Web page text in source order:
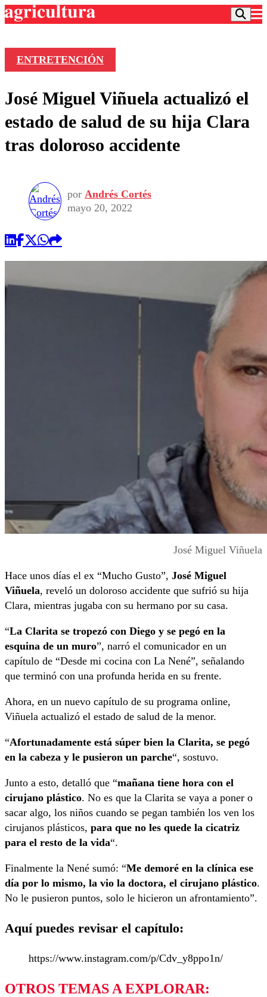
Frecuencias
Agricultura TV
Deportes
Colo Colo
Seleccion Chilena
Torneo Internacional
Entretención
Economía
Internacional
Publicaciones en medios
Opinión
ENTRETENCIÓN
José Miguel Viñuela actualizó el
estado de salud de su hija Clara
tras doloroso accidente
por Andrés Cortés
mayo 20, 2022
José Miguel Viñuela
Hace unos días el ex “Mucho Gusto”, José Miguel
Viñuela, reveló un doloroso accidente que sufrió su hija
Clara, mientras jugaba con su hermano por su casa.
“La Clarita se tropezó con Diego y se pegó en la
esquina de un muro”, narró el comunicador en un
capítulo de “Desde mi cocina con La Nené”, señalando
que terminó con una profunda herida en su frente.
Ahora, en un nuevo capítulo de su programa online,
Viñuela actualizó el estado de salud de la menor.
“Afortunadamente está súper bien la Clarita, se pegó
en la cabeza y le pusieron un parche“, sostuvo.
Junto a esto, detalló que “mañana tiene hora con el
cirujano plástico. No es que la Clarita se vaya a poner o
sacar algo, los niños cuando se pegan también los ven los
cirujanos plásticos, para que no les quede la cicatriz
para el resto de la vida“.
Finalmente la Nené sumó: “Me demoré en la clínica ese
día por lo mismo, la vio la doctora, el cirujano plástico.
No le pusieron puntos, solo le hicieron un afrontamiento”.
Aquí puedes revisar el capítulo:
https://www.instagram.com/p/Cdv_y8ppo1n/
OTROS TEMAS A EXPLORAR: